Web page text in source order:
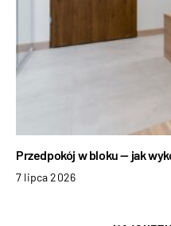
Przedpokój w bloku — jak
7 lipca 2026